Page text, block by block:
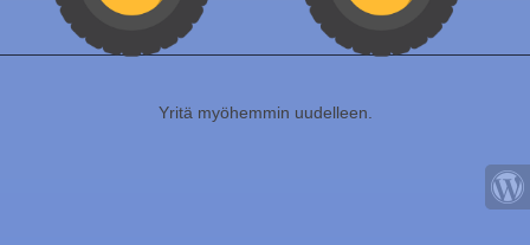
Yritä myöhemmin uudelleen.